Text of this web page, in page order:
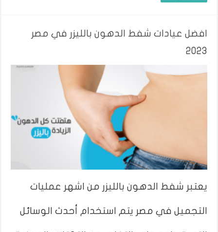
افضل عيادات شفط الدهون بالليزر في مصر
2023
يعتبر شفط الدهون بالليزر من اشهر عمليات
التجميل في مصر يتم استخدام أحدث الوسائل